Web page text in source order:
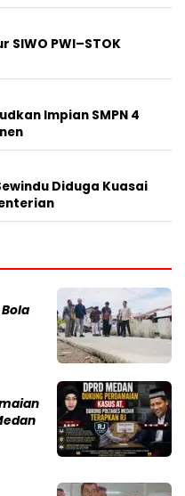
SIWO PWI–STOK
Impian SMPN 4
Diduga Kuasai